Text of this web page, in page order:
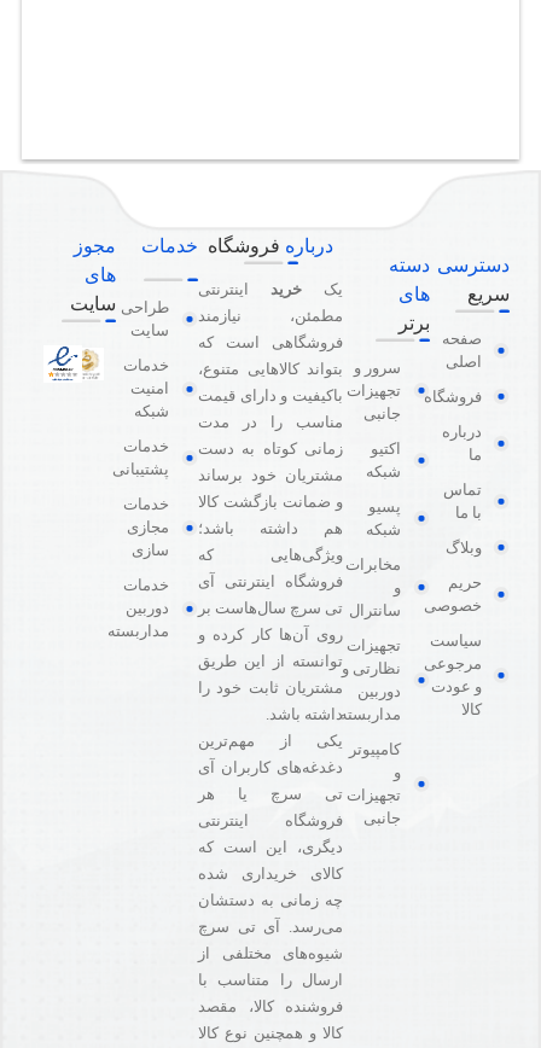
دسترسی
سریع
صفحه
اصلی
فروشگاه
درباره
ما
تماس
با ما
وبلاگ
حریم
خصوصی
سیاست
مرجوعی
و عودت
کالا
دسته
های
برتر
سرور و
تجهیزات
جانبی
اکتیو
شبکه
پسیو
شبکه
مخابرات
و
سانترال
تجهیزات
نظارتی و
دوربین
مداربسته
کامپیوتر
و
تجهیزات
جانبی
درباره فروشگاه
یک خریداینترنتی
مطمئن، نیازمند
فروشگاهی است که
بتواند کالاهایی متنوع،
باکیفیت و دارای قیمت
مناسب را در مدت
زمانی کوتاه به دست
مشتریان خود برساند
و ضمانت بازگشت کالا
هم داشته باشد؛
ویژگی‌هایی که
فروشگاه اینترنتی آی
تی سرچ سال‌هاست بر
روی آن‌ها کار کرده و
توانسته از این طریق
مشتریان ثابت خود را
داشته باشد.
یکی از مهم‌ترین
دغدغه‌های کاربران آی
تی سرچ یا هر
فروشگاه‌ اینترنتی
دیگری، این است که
کالای خریداری شده
چه زمانی به دستشان
می‌رسد. آی تی سرچ
شیوه‌های مختلفی از
ارسال را متناسب با
فروشنده کالا،‌ مقصد
کالا و همچنین نوع کالا
خدمات
طراحی
سایت
خدمات
امنیت
شبکه
خدمات
پشتیبانی
خدمات
مجازی
سازی
خدمات
دوربین
مداربسته
مجوز
های
سایت